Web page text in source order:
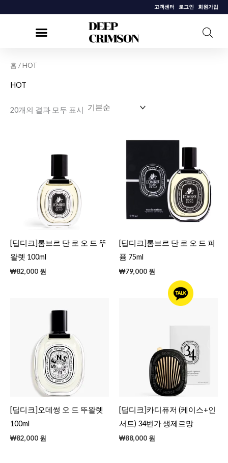
고객센터 로그인 회원가입
홈 / HOT
HOT
20개의 결과 모두 표시
[딥디크]롬브르 단 로 오 드 뚜
왈렛 100ml
₩82,000 원
[딥디크]롬브르 단 로 오 드 퍼
퓸 75ml
₩79,000 원
[딥디크]오데썽 오 드 뚜왈렛
100ml
₩82,000 원
[딥디크]카디퓨저 (케이스+인
서트) 34번가 생제르망
₩88,000 원